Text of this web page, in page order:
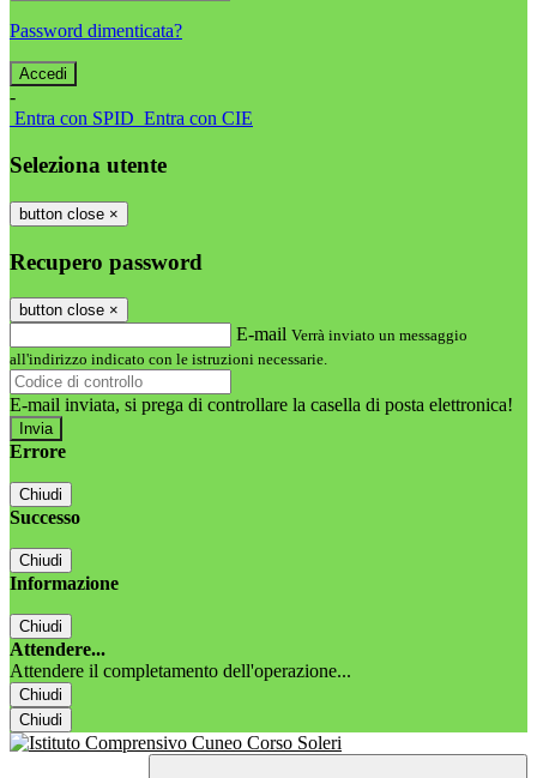
Password dimenticata?
-
Entra con SPID Entra con CIE
Seleziona utente
button close ×
Recupero password
button close ×
E-mail Verrà inviato un messaggio
all'indirizzo indicato con le istruzioni necessarie.
E-mail inviata, si prega di controllare la casella di posta elettronica!
Errore
Chiudi
Successo
Chiudi
Informazione
Chiudi
Attendere...
Attendere il completamento dell'operazione...
Chiudi
Chiudi